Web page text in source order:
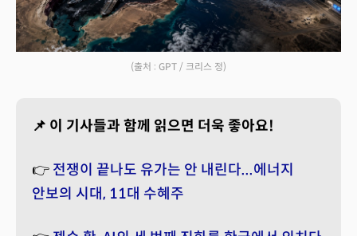
(출처 : GPT / 크리스 정)
📌 이 기사들과 함께 읽으면 더욱 좋아요!
👉 전쟁이 끝나도 유가는 안 내린다...에너지
안보의 시대, 11대 수혜주